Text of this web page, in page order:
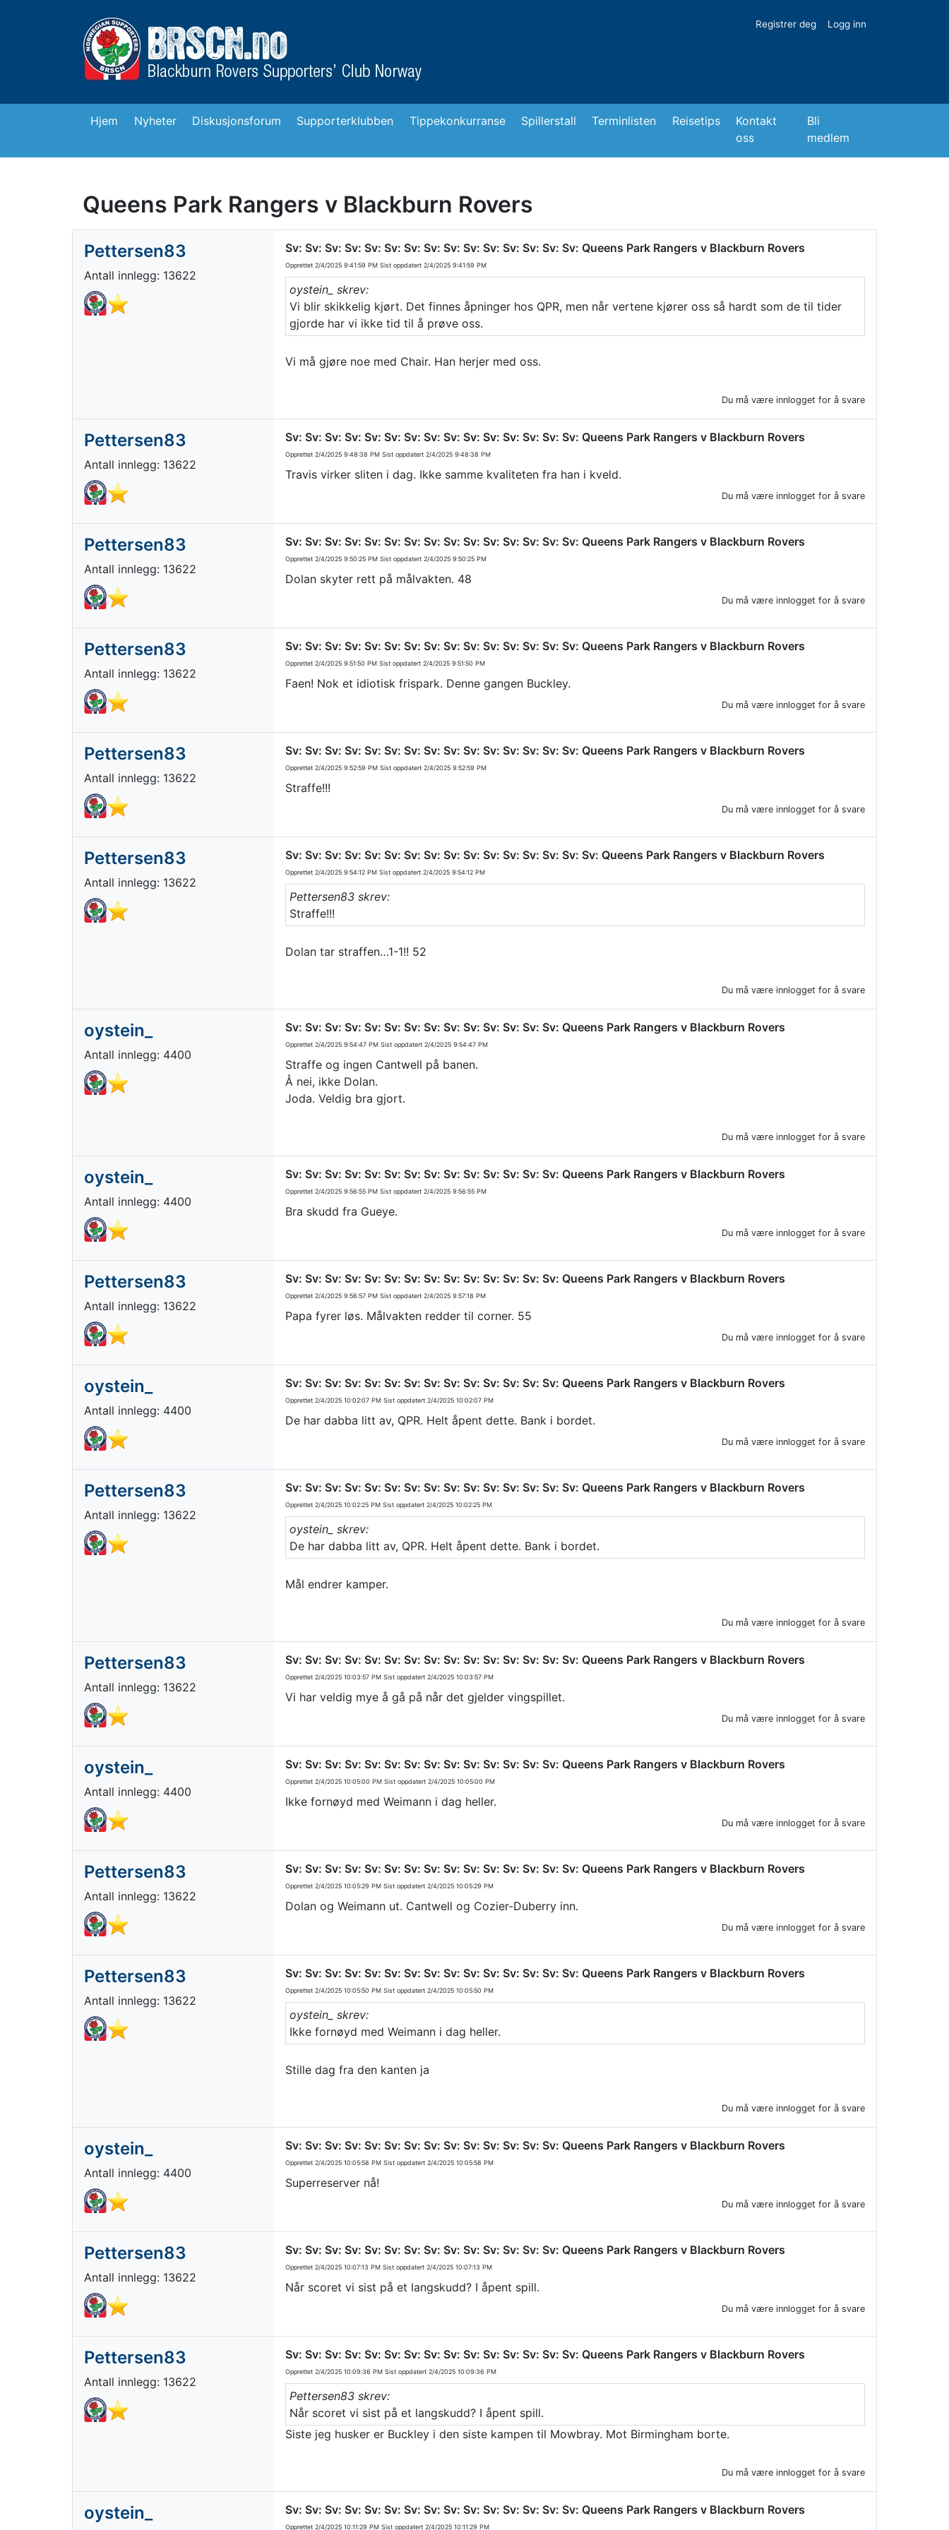
Registrer deg Logg inn
Hjem Nyheter Diskusjonsforum Supporterklubben Tippekonkurranse Spillerstall Terminlisten Reisetips
Kontakt
oss
Bli
medlem
Queens Park Rangers v Blackburn Rovers
Pettersen83
Antall innlegg: 13622
Sv: Sv: Sv: Sv: Sv: Sv: Sv: Sv: Sv: Sv: Sv: Sv: Sv: Sv: Sv: Queens Park Rangers v Blackburn Rovers
Opprettet2/4/2025 9:41:59 PM Sist oppdatert2/4/2025 9:41:59 PM
oystein_ skrev:
Vi blir skikkelig kjørt. Det finnes åpninger hos QPR, men når vertene kjører oss så hardt som de til tider
gjorde har vi ikke tid til å prøve oss.
Vi må gjøre noe med Chair. Han herjer med oss.
Du må være innlogget for å svare
Pettersen83
Antall innlegg: 13622
Sv: Sv: Sv: Sv: Sv: Sv: Sv: Sv: Sv: Sv: Sv: Sv: Sv: Sv: Sv: Queens Park Rangers v Blackburn Rovers
Opprettet2/4/2025 9:48:38 PM Sist oppdatert2/4/2025 9:48:38 PM
Travis virker sliten i dag. Ikke samme kvaliteten fra han i kveld.
Du må være innlogget for å svare
Pettersen83
Antall innlegg: 13622
Sv: Sv: Sv: Sv: Sv: Sv: Sv: Sv: Sv: Sv: Sv: Sv: Sv: Sv: Sv: Queens Park Rangers v Blackburn Rovers
Opprettet2/4/2025 9:50:25 PM Sist oppdatert2/4/2025 9:50:25 PM
Dolan skyter rett på målvakten. 48
Du må være innlogget for å svare
Pettersen83
Antall innlegg: 13622
Sv: Sv: Sv: Sv: Sv: Sv: Sv: Sv: Sv: Sv: Sv: Sv: Sv: Sv: Sv: Queens Park Rangers v Blackburn Rovers
Opprettet2/4/2025 9:51:50 PM Sist oppdatert2/4/2025 9:51:50 PM
Faen! Nok et idiotisk frispark. Denne gangen Buckley.
Du må være innlogget for å svare
Pettersen83
Antall innlegg: 13622
Sv: Sv: Sv: Sv: Sv: Sv: Sv: Sv: Sv: Sv: Sv: Sv: Sv: Sv: Sv: Queens Park Rangers v Blackburn Rovers
Opprettet2/4/2025 9:52:59 PM Sist oppdatert2/4/2025 9:52:59 PM
Straffe!!!
Du må være innlogget for å svare
Pettersen83
Antall innlegg: 13622
Sv: Sv: Sv: Sv: Sv: Sv: Sv: Sv: Sv: Sv: Sv: Sv: Sv: Sv: Sv: Sv: Queens Park Rangers v Blackburn Rovers
Opprettet2/4/2025 9:54:12 PM Sist oppdatert2/4/2025 9:54:12 PM
Pettersen83 skrev:
Straffe!!!
Dolan tar straffen…1-1!! 52
Du må være innlogget for å svare
oystein_
Antall innlegg: 4400
Sv: Sv: Sv: Sv: Sv: Sv: Sv: Sv: Sv: Sv: Sv: Sv: Sv: Sv: Queens Park Rangers v Blackburn Rovers
Opprettet2/4/2025 9:54:47 PM Sist oppdatert2/4/2025 9:54:47 PM
Straffe og ingen Cantwell på banen.
Å nei, ikke Dolan.
Joda. Veldig bra gjort.
Du må være innlogget for å svare
oystein_
Antall innlegg: 4400
Sv: Sv: Sv: Sv: Sv: Sv: Sv: Sv: Sv: Sv: Sv: Sv: Sv: Sv: Queens Park Rangers v Blackburn Rovers
Opprettet2/4/2025 9:56:55 PM Sist oppdatert2/4/2025 9:56:55 PM
Bra skudd fra Gueye.
Du må være innlogget for å svare
Pettersen83
Antall innlegg: 13622
Sv: Sv: Sv: Sv: Sv: Sv: Sv: Sv: Sv: Sv: Sv: Sv: Sv: Sv: Queens Park Rangers v Blackburn Rovers
Opprettet2/4/2025 9:56:57 PM Sist oppdatert2/4/2025 9:57:18 PM
Papa fyrer løs. Målvakten redder til corner. 55
Du må være innlogget for å svare
oystein_
Antall innlegg: 4400
Sv: Sv: Sv: Sv: Sv: Sv: Sv: Sv: Sv: Sv: Sv: Sv: Sv: Sv: Queens Park Rangers v Blackburn Rovers
Opprettet2/4/2025 10:02:07 PM Sist oppdatert2/4/2025 10:02:07 PM
De har dabba litt av, QPR. Helt åpent dette. Bank i bordet.
Du må være innlogget for å svare
Pettersen83
Antall innlegg: 13622
Sv: Sv: Sv: Sv: Sv: Sv: Sv: Sv: Sv: Sv: Sv: Sv: Sv: Sv: Sv: Queens Park Rangers v Blackburn Rovers
Opprettet2/4/2025 10:02:25 PM Sist oppdatert2/4/2025 10:02:25 PM
oystein_ skrev:
De har dabba litt av, QPR. Helt åpent dette. Bank i bordet.
Mål endrer kamper.
Du må være innlogget for å svare
Pettersen83
Antall innlegg: 13622
Sv: Sv: Sv: Sv: Sv: Sv: Sv: Sv: Sv: Sv: Sv: Sv: Sv: Sv: Sv: Queens Park Rangers v Blackburn Rovers
Opprettet2/4/2025 10:03:57 PM Sist oppdatert2/4/2025 10:03:57 PM
Vi har veldig mye å gå på når det gjelder vingspillet.
Du må være innlogget for å svare
oystein_
Antall innlegg: 4400
Sv: Sv: Sv: Sv: Sv: Sv: Sv: Sv: Sv: Sv: Sv: Sv: Sv: Sv: Queens Park Rangers v Blackburn Rovers
Opprettet2/4/2025 10:05:00 PM Sist oppdatert2/4/2025 10:05:00 PM
Ikke fornøyd med Weimann i dag heller.
Du må være innlogget for å svare
Pettersen83
Antall innlegg: 13622
Sv: Sv: Sv: Sv: Sv: Sv: Sv: Sv: Sv: Sv: Sv: Sv: Sv: Sv: Sv: Queens Park Rangers v Blackburn Rovers
Opprettet2/4/2025 10:05:29 PM Sist oppdatert2/4/2025 10:05:29 PM
Dolan og Weimann ut. Cantwell og Cozier-Duberry inn.
Du må være innlogget for å svare
Pettersen83
Antall innlegg: 13622
Sv: Sv: Sv: Sv: Sv: Sv: Sv: Sv: Sv: Sv: Sv: Sv: Sv: Sv: Sv: Queens Park Rangers v Blackburn Rovers
Opprettet2/4/2025 10:05:50 PM Sist oppdatert2/4/2025 10:05:50 PM
oystein_ skrev:
Ikke fornøyd med Weimann i dag heller.
Stille dag fra den kanten ja
Du må være innlogget for å svare
oystein_
Antall innlegg: 4400
Sv: Sv: Sv: Sv: Sv: Sv: Sv: Sv: Sv: Sv: Sv: Sv: Sv: Sv: Queens Park Rangers v Blackburn Rovers
Opprettet2/4/2025 10:05:58 PM Sist oppdatert2/4/2025 10:05:58 PM
Superreserver nå!
Du må være innlogget for å svare
Pettersen83
Antall innlegg: 13622
Sv: Sv: Sv: Sv: Sv: Sv: Sv: Sv: Sv: Sv: Sv: Sv: Sv: Sv: Queens Park Rangers v Blackburn Rovers
Opprettet2/4/2025 10:07:13 PM Sist oppdatert2/4/2025 10:07:13 PM
Når scoret vi sist på et langskudd? I åpent spill.
Du må være innlogget for å svare
Pettersen83
Antall innlegg: 13622
Sv: Sv: Sv: Sv: Sv: Sv: Sv: Sv: Sv: Sv: Sv: Sv: Sv: Sv: Sv: Queens Park Rangers v Blackburn Rovers
Opprettet2/4/2025 10:09:36 PM Sist oppdatert2/4/2025 10:09:36 PM
Pettersen83 skrev:
Når scoret vi sist på et langskudd? I åpent spill.
Siste jeg husker er Buckley i den siste kampen til Mowbray. Mot Birmingham borte.
Du må være innlogget for å svare
oystein_ Sv: Sv: Sv: Sv: Sv: Sv: Sv: Sv: Sv: Sv: Sv: Sv: Sv: Sv: Sv: Queens Park Rangers v Blackburn Rovers
Opprettet2/4/2025 10:11:29 PM Sist oppdatert2/4/2025 10:11:29 PM